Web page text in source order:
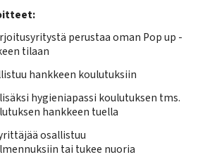
perustaa oman Pop up -
tilaan
hankkeen koulutuksiin
hygieniapassi koulutuksen tms.
hankkeen tuella
osallistuu
tai tukee nuoria